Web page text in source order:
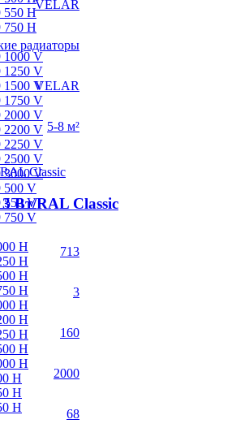
550 H
750 H
1000 V
1250 V
1500 V
1750 V
2000 V
2200 V
2250 V
2500 V
3000 V
500 V
550 V
750 V
H
H
H
H
H
H
H
H
H
H
H
H
VELAR
радиаторы
VELAR
5-8 м²
Вт/RAL Classic
713
3
160
2000
68